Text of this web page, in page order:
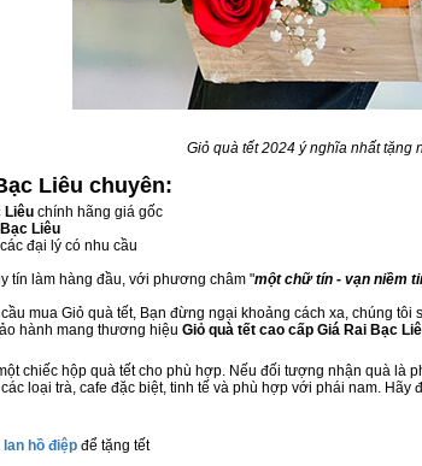
Giỏ quà tết 2024 ý nghĩa nhất tặng
Liêu chuyên:
Liêu chính hãng giá gốc
Liêu
đại lý có nhu cầu
tín làm hàng đầu, với phương châm "một chữ tín - vạn niềm
mua Giỏ quà tết, Bạn đừng ngại khoảng cách xa, chúng
hành mang thương hiệu Giỏ quà tết cao cấp Giá Rai Bạc
chiếc hộp quà tết cho phù hợp. Nếu đối tượng nhận quà là
loại trà, cafe đặc biệt, tinh tế và phù hợp với phái nam.
hồ điệp để tặng tết